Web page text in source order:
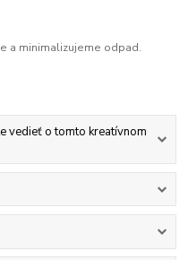
a minimalizujeme odpad.
vedieť o tomto kreatívnom